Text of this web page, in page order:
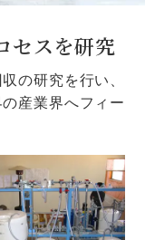
セスを研究
の研究を行い、
産業界へフィー